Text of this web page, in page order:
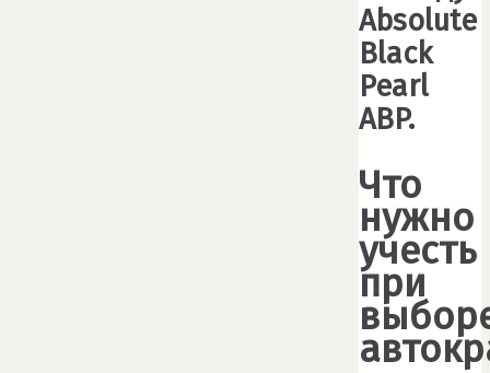
Absolute
Black
Pearl
ABP.
Что
нужно
учесть
при